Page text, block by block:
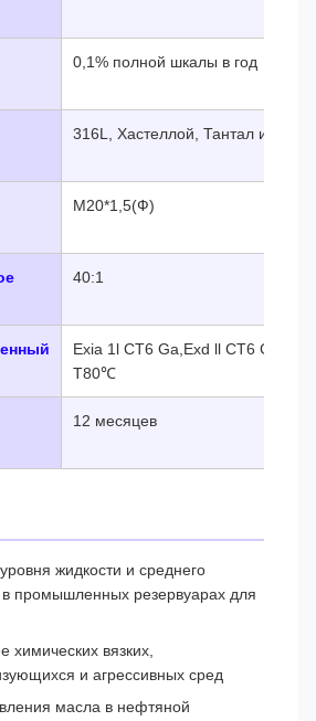
0,1% полной шкалы в год
316L, Хастеллой, Тантал и т. д.
М20*1,5(Ф)
40:1
Exia 1l CT6 Ga,Exd ll CT6
T80℃
12 месяцев
жидкости и среднего
промышленных резервуарах для
химических вязких,
и агрессивных сред
масла в нефтяной